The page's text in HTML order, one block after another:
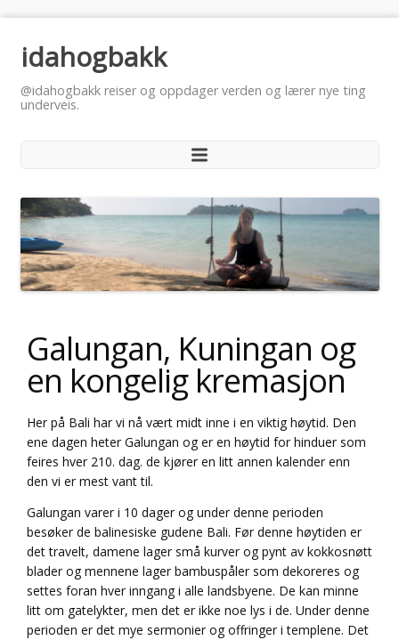
idahogbakk
@idahogbakk reiser og oppdager verden og lærer nye ting
underveis.
Galungan, Kuningan og
en kongelig kremasjon
Her på Bali har vi nå vært midt inne i en viktig høytid. Den
ene dagen heter Galungan og er en høytid for hinduer som
feires hver 210. dag. de kjører en litt annen kalender enn
den vi er mest vant til.
Galungan varer i 10 dager og under denne perioden
besøker de balinesiske gudene Bali. Før denne høytiden er
det travelt, damene lager små kurver og pynt av kokkosnøtt
blader og mennene lager bambuspåler som dekoreres og
settes foran hver inngang i alle landsbyene. De kan minne
litt om gatelykter, men det er ikke noe lys i de. Under denne
perioden er det mye sermonier og offringer i templene. Det